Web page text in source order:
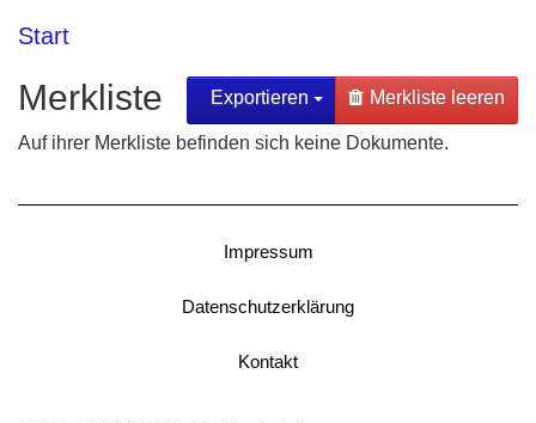
Start
Exportieren Merkliste leeren
Merkliste
Auf ihrer Merkliste befinden sich keine Dokumente.
Impressum
Datenschutzerklärung
Kontakt